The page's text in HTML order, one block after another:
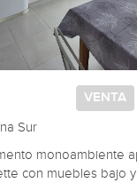
VENTA
Sur
monoambiente
con muebles bajo